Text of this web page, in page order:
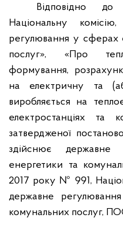
Відповідно
Національну
регулювання у сферах
послуг», «Про
формування,
на електричну та
виробляється на
електростанціях та
затвердженої
здійснює
енергетики та
2017 року № 991,
державне
комунальних послуг,